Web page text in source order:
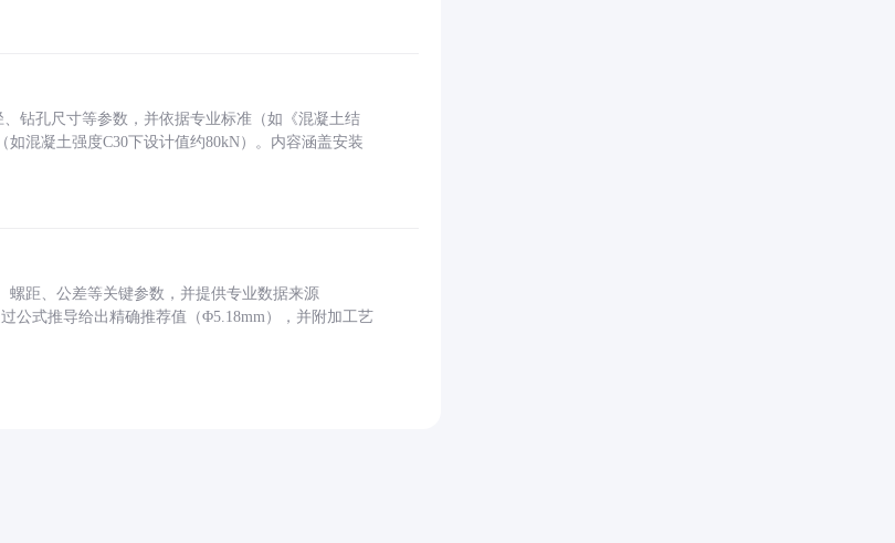
钻孔尺寸等参数，并依据专业标准（如《混凝土结
混凝土强度C30下设计值约80kN）。内容涵盖安装
螺距、公差等关键参数，并提供专业数据来源
公式推导给出精确推荐值（Φ5.18mm），并附加工艺